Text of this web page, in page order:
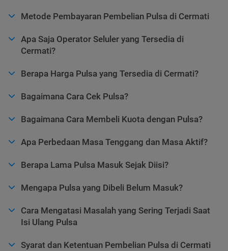
Metode Pembayaran Pembelian Pulsa di Cermati
Apa Saja Operator Seluler yang Tersedia di
Cermati?
Berapa Harga Pulsa yang Tersedia di Cermati?
Bagaimana Cara Cek Pulsa?
Bagaimana Cara Membeli Kuota dengan Pulsa?
Apa Perbedaan Masa Tenggang dan Masa Aktif?
Berapa Lama Pulsa Masuk Sejak Diisi?
Mengapa Pulsa yang Dibeli Belum Masuk?
Cara Mengatasi Masalah yang Sering Terjadi Saat
Isi Ulang Pulsa
Syarat dan Ketentuan Pembelian Pulsa di Cermati